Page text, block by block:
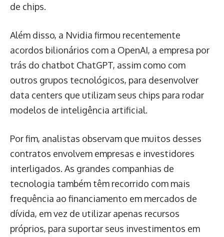
de chips.
Além disso, a Nvidia firmou recentemente
acordos bilionários com a OpenAI, a empresa por
trás do chatbot ChatGPT, assim como com
outros grupos tecnológicos, para desenvolver
data centers que utilizam seus chips para rodar
modelos de inteligência artificial.
Por fim, analistas observam que muitos desses
contratos envolvem empresas e investidores
interligados. As grandes companhias de
tecnologia também têm recorrido com mais
frequência ao financiamento em mercados de
dívida, em vez de utilizar apenas recursos
próprios, para suportar seus investimentos em